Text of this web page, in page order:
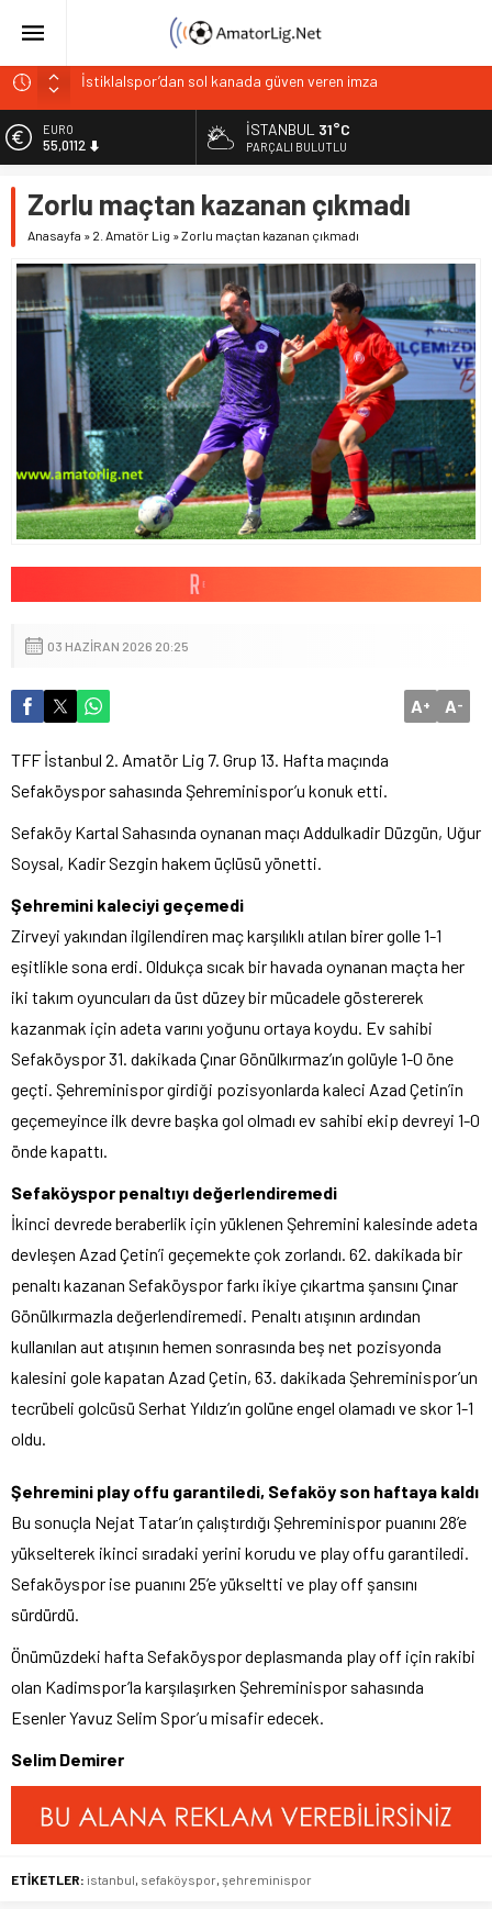
İstiklalspor’dan sol kanada güven veren imza
Paşabahçespor’da sportif direktörlük görevine Mehmet
İstanbul Gençlerbirliği hücum hattını güçlendirdi
Vardarspor teknik ekibiyle yola devam ediyor
Kuzeyin Kaplanları Kaygısız ile yeniden
EURO
55,0112
6.519,97
BİST
DOLAR
47,7025
İSTANBUL 31°C
PARÇALI BULUTLU
Zorlu maçtan kazanan çıkmadı
Anasayfa » 2. Amatör Lig »Zorlu maçtan kazanan çıkmadı
03 HAZIRAN 2026 20:25
A+ A-
TFF İstanbul 2. Amatör Lig 7. Grup 13. Hafta maçında
Sefaköyspor sahasında Şehreminispor’u konuk etti.
Sefaköy Kartal Sahasında oynanan maçı Addulkadir Düzgün, Uğur
Soysal, Kadir Sezgin hakem üçlüsü yönetti.
Şehremini kaleciyi geçemedi
Zirveyi yakından ilgilendiren maç karşılıklı atılan birer golle 1-1
eşitlikle sona erdi. Oldukça sıcak bir havada oynanan maçta her
iki takım oyuncuları da üst düzey bir mücadele göstererek
kazanmak için adeta varını yoğunu ortaya koydu. Ev sahibi
Sefaköyspor 31. dakikada Çınar Gönülkırmaz’ın golüyle 1-0 öne
geçti. Şehreminispor girdiği pozisyonlarda kaleci Azad Çetin’in
geçemeyince ilk devre başka gol olmadı ev sahibi ekip devreyi 1-0
önde kapattı.
Sefaköyspor penaltıyı değerlendiremedi
İkinci devrede beraberlik için yüklenen Şehremini kalesinde adeta
devleşen Azad Çetin’i geçemekte çok zorlandı. 62. dakikada bir
penaltı kazanan Sefaköyspor farkı ikiye çıkartma şansını Çınar
Gönülkırmazla değerlendiremedi. Penaltı atışının ardından
kullanılan aut atışının hemen sonrasında beş net pozisyonda
kalesini gole kapatan Azad Çetin, 63. dakikada Şehreminispor’un
tecrübeli golcüsü Serhat Yıldız’ın golüne engel olamadı ve skor 1-1
oldu.
Şehremini play offu garantiledi, Sefaköy son haftaya kaldı
Bu sonuçla Nejat Tatar’ın çalıştırdığı Şehreminispor puanını 28’e
yükselterek ikinci sıradaki yerini korudu ve play offu garantiledi.
Sefaköyspor ise puanını 25’e yükseltti ve play off şansını
sürdürdü.
Önümüzdeki hafta Sefaköyspor deplasmanda play off için rakibi
olan Kadimspor’la karşılaşırken Şehreminispor sahasında
Esenler Yavuz Selim Spor’u misafir edecek.
Selim Demirer
ETİKETLER: istanbul sefaköyspor şehreminispor